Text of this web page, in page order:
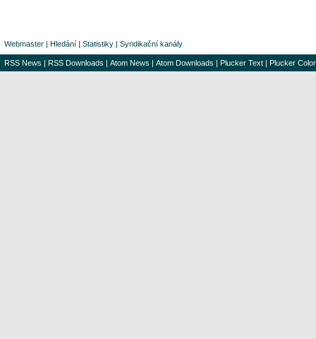
Webmaster | Hledání | Statistiky | Syndikační kanály
RSS News | RSS Downloads | Atom News | Atom Downloads | Plucker Text | Plucker Color